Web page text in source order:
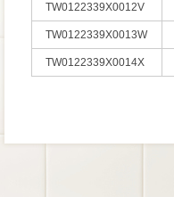
TW0122339X0012V
TW0122339X0013W
TW0122339X0014X